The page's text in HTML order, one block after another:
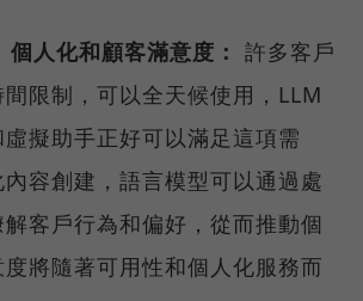
人化和顧客滿意度： 許多客戶
限制，可以全天候使用，LLM
擬助手正好可以滿足這項需
容創建，語言模型可以通過處
客戶行為和偏好，從而推動個
將隨著可用性和個人化服務而